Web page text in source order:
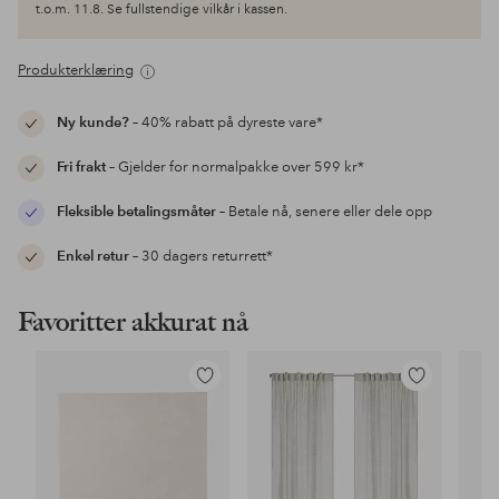
t.o.m. 11.8. Se fullstendige vilkår i kassen.
Produkterklæring
Ny kunde?– 40% rabatt på dyreste vare*
Fri frakt– Gjelder for normalpakke over 599 kr*
Fleksible betalingsmåter– Betale nå, senere eller dele opp
Enkel retur– 30 dagers returrett*
Favoritter akkurat nå
Legg
Legg